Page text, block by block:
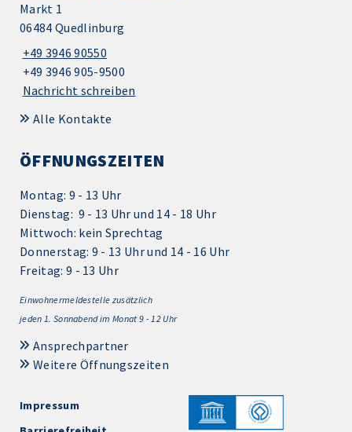
Markt 1
06484 Quedlinburg
+49 3946 90550
+49 3946 905-9500
Nachricht schreiben
Alle Kontakte
ÖFFNUNGSZEITEN
Montag: 9 - 13 Uhr
Dienstag: 9 - 13 Uhr und 14 - 18 Uhr
Mittwoch: kein Sprechtag
Donnerstag: 9 - 13 Uhr und 14 - 16 Uhr
Freitag: 9 - 13 Uhr
Einwohnermeldestelle zusätzlich
jeden 1. Sonnabend im Monat 9 - 12 Uhr
Ansprechpartner
Weitere Öffnungszeiten
Impressum